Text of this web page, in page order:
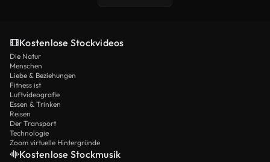
Kostenlose Stockvideos
Die Natur
Menschen
Liebe & Beziehungen
Fitness ist
Luftvideografie
Essen & Trinken
Reisen
Der Transport
Technologie
Zoom virtuelle Hintergründe
Kostenlose Stockmusik